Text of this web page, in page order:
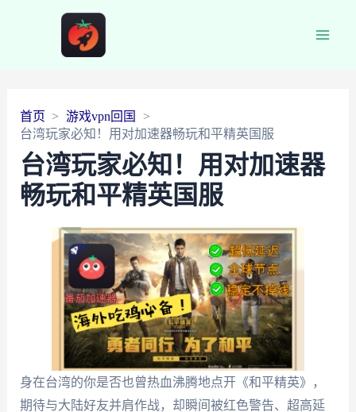
首页
游戏vpn回国
台湾玩家必知！用对加速器畅玩和平精英国服
台湾玩家必知！用对加速器
畅玩和平精英国服
身在台湾的你是否也曾热血沸腾地点开《和平精英》，
期待与大陆好友并肩作战，却瞬间被红色警告、超高延